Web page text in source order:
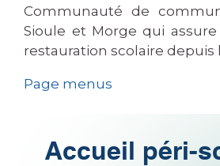
Communauté de
Sioule et Morge qui
restauration scolaire depuis
Page menus
Accueil péri-